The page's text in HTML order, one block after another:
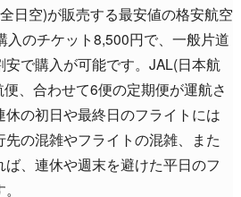
日空)が販売する最安値の格安航空
入のチケット8,500円で、一般片道
で購入が可能です。JAL(日本航
、合わせて6便の定期便が運航さ
の初日や最終日のフライトには
の混雑やフライトの混雑、また
、連休や週末を避けた平日のフ